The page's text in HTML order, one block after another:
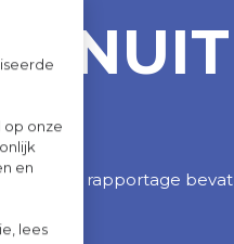
op onze
en
lees
Deze rapportage bevat